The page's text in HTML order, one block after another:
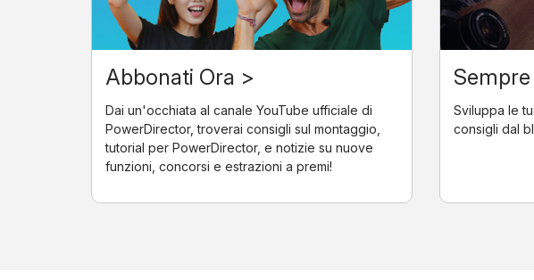
Abbonati Ora >
Dai un'occhiata al canale YouTube ufficiale di
PowerDirector, troverai consigli sul montaggio,
tutorial per PowerDirector, e notizie su nuove
funzioni, concorsi e estrazioni a premi!
Sviluppa le
consigli dal